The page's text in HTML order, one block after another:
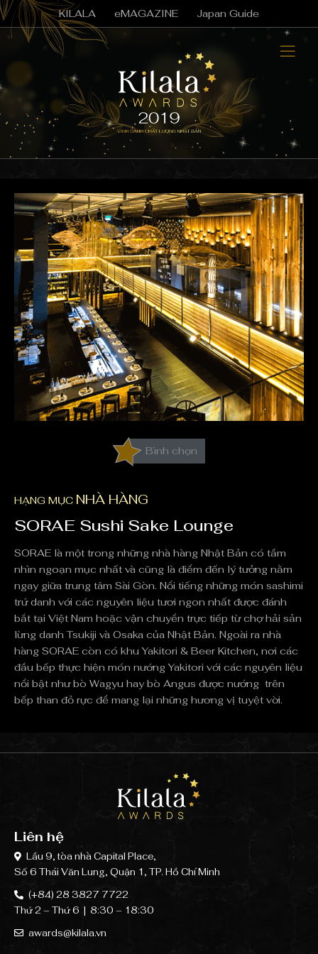
KILALA eMAGAZINE Japan Guide
HẠNG MỤC NHÀ HÀNG
SORAE Sushi Sake Lounge
SORAE là một trong những nhà hàng Nhật Bản có tầm
nhìn ngoạn mục nhất và cũng là điểm đến lý tưởng nằm
ngay giữa trung tâm Sài Gòn. Nổi tiếng những món sashimi
trứ danh với các nguyên liệu tươi ngon nhất được đánh
bắt tại Việt Nam hoặc vận chuyển trực tiếp từ chợ hải sản
lừng danh Tsukiji và Osaka của Nhật Bản. Ngoài ra nhà
hàng SORAE còn có khu Yakitori & Beer Kitchen, nơi các
đầu bếp thực hiện món nướng Yakitori với các nguyên liệu
nổi bật như bò Wagyu hay bò Angus được nướng trên
bếp than đỏ rực để mang lại những hương vị tuyệt vời.
Bình chọn
Liên hệ
Lầu 9, tòa nhà Capital Place,
Số 6 Thái Văn Lung, Quận 1, TP. Hồ Chí Minh
(+84) 28 3827 7722
Thứ 2 – Thứ 6 | 8:30 – 18:30
awards@kilala.vn